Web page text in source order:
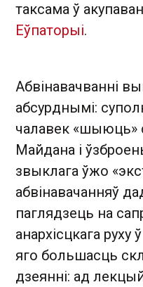
таксама ў
Еўпаторыі.
Абвінавачванні
абсурднымі:
чалавек «шыюць»
Майдана і
звыклага ўжо
абвінавачанняў
паглядзець на
анархісцкага руху
яго большасць
дзеянні: ад